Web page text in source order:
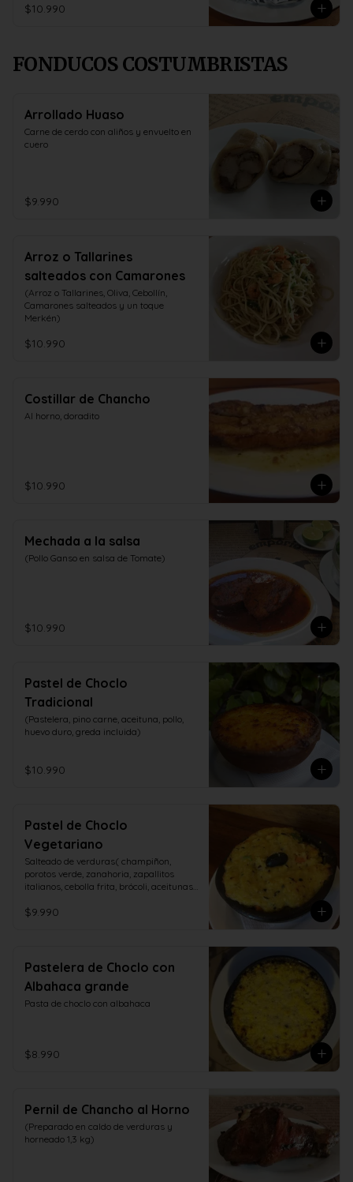
$10.990
FONDUCOS COSTUMBRISTAS
Arrollado Huaso
Carne de cerdo con aliños y envuelto en
cuero
$9.990
Arroz o Tallarines
salteados con Camarones
(Arroz o Tallarines, Oliva, Cebollín,
Camarones salteados y un toque
Merkén)
$10.990
Costillar de Chancho
Al horno, doradito
$10.990
Mechada a la salsa
(Pollo Ganso en salsa de Tomate)
$10.990
Pastel de Choclo
Tradicional
(Pastelera, pino carne, aceituna, pollo,
huevo duro, greda incluida)
$10.990
Pastel de Choclo
Vegetariano
Salteado de verduras( champiñon,
porotos verde, zanahoria, zapallitos
italianos, cebolla frita, brócoli, aceitunas,
$9.990
Pastelera de Choclo con
Albahaca grande
Pasta de choclo con albahaca
$8.990
Pernil de Chancho al Horno
(Preparado en caldo de verduras y
horneado 1,3 kg)